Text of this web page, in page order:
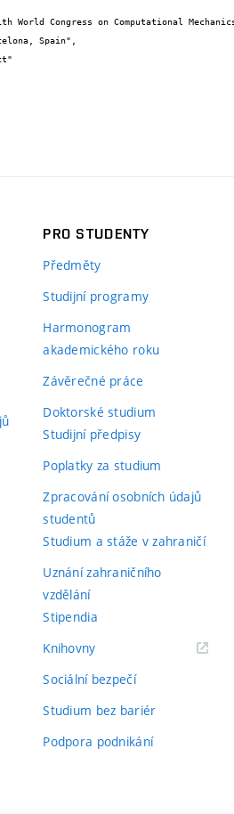
PRO STUDENTY
Předměty
Studijní programy
Harmonogram
akademického roku
Závěrečné práce
Doktorské studium
Studijní předpisy
Poplatky za studium
Zpracování osobních údajů
studentů
Studium a stáže v zahraničí
Uznání zahraničního
vzdělání
Stipendia
Knihovny(externí
Sociální bezpečí
Studium bez bariér
Podpora podnikání